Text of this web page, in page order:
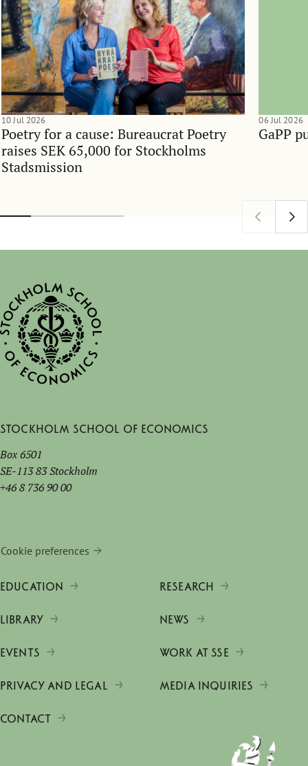
Poetry for a cause: Bureaucrat Poetry
raises SEK 65,000 for Stockholms
Stadsmission
10 Jul 2026
GaPP
06 Jul 2026
Stockholm School of Economics
Box 6501
SE-113 83 Stockholm
+46 8 736 90 00
Cookie preferences
EDUCATION RESEARCH
LIBRARY NEWS
EVENTS WORK AT SSE
PRIVACY AND LEGAL MEDIA INQUIRIES
CONTACT